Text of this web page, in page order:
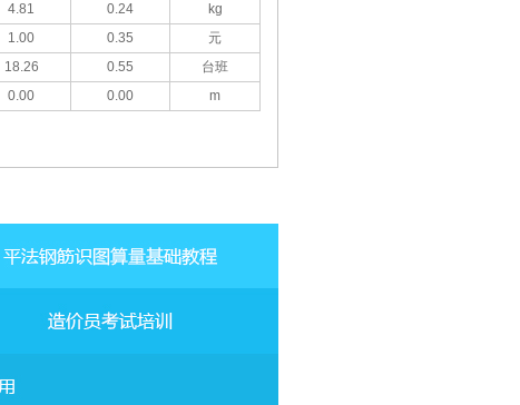
4.81 0.24 kg
1.00 0.35
元
18.26 0.55
台班
0.00 0.00 m